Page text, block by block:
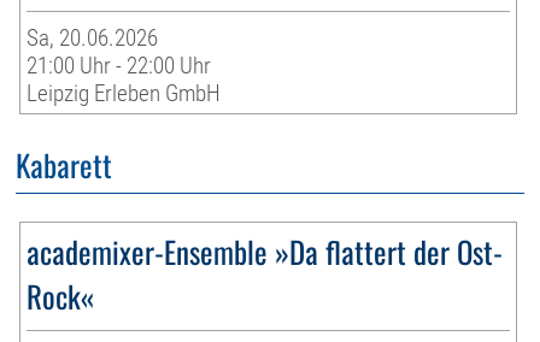
Sa, 20.06.2026
21:00 Uhr - 22:00 Uhr
Leipzig Erleben GmbH
Kabarett
academixer-Ensemble »Da flattert der Ost-
Rock«